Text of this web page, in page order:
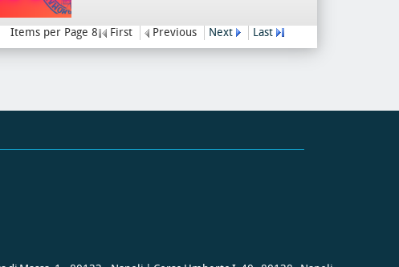
Items per Page 8 First Previous Next Last